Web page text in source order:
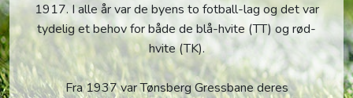
1917. I alle år var de byens to fotball-lag og det var
tydelig et behov for både de blå-hvite (TT) og rød-
hvite (TK).
Fra 1937 var Tønsberg Gressbane deres